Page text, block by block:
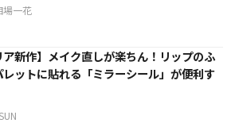
場一花
ア新作】メイク直しが楽ちん！リップのふ
レットに貼れる「ミラーシール」が便利す